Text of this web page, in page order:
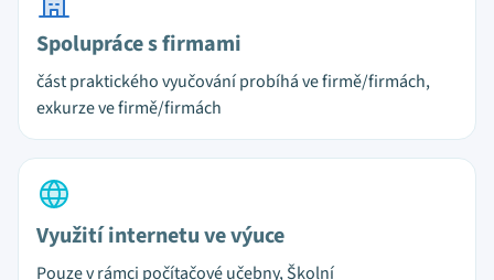
Spolupráce s firmami
část praktického vyučování probíhá ve firmě/firmách,
exkurze ve firmě/firmách
Využití internetu ve výuce
Pouze v rámci počítačové učebny, Školní